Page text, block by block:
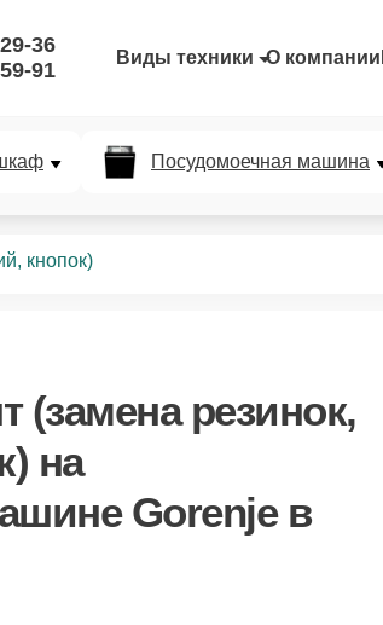
36
91
Виды техники О компании
Посудомоечная машина
кнопок)
(замена резинок,
на
Gorenje в